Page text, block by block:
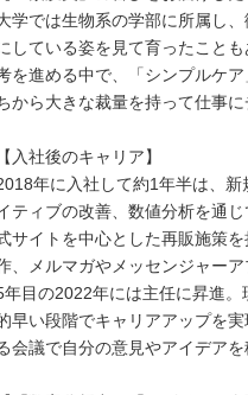
学では生物系の学部に所属し
している姿を見て育ったこと
を進める中で、「シンプルケ
から大きな裁量を持って仕事
【入社後のキャリア】
年に入社して約1年半は、
ティブの改善、数値分析を通
サイトを中心とした再販施策
、メルマガやメッセンジャー
年目の2022年には主任に昇進
早い段階でキャリアアップを
会議で自分の意見やアイデア